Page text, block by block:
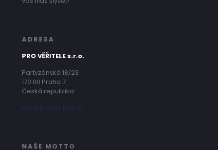
ADRESA
PRO VĚŘITELE s.r.o.
Partyzánská 18/23
170 00 Praha 7
Česká republika
info@proveritele.cz
NAŠE MOTTO